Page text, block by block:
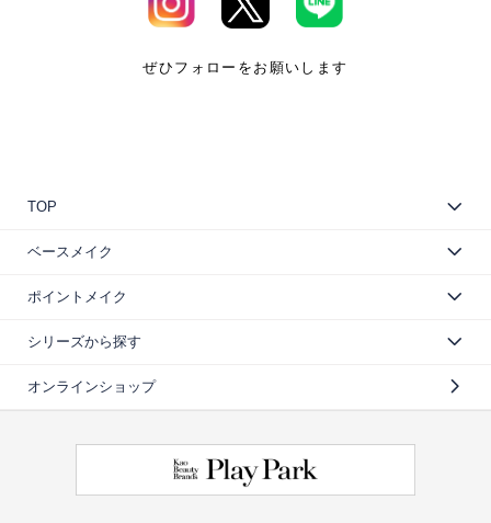
ぜひフォローをお願いします
TOP
ベースメイク
ポイントメイク
シリーズから探す
オンラインショップ